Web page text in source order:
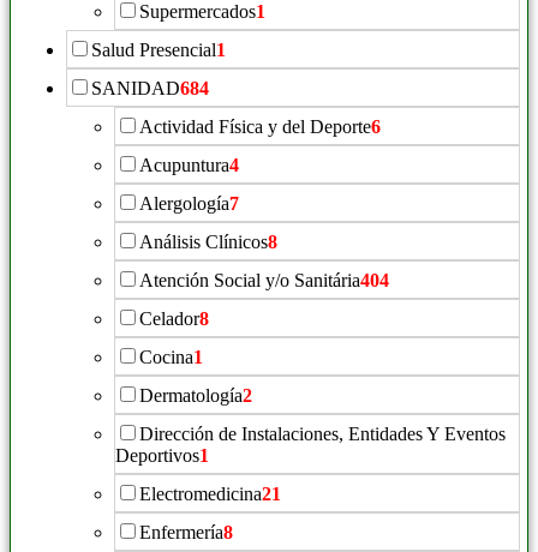
Supermercados1
Salud Presencial1
SANIDAD684
Actividad Física y del Deporte6
Acupuntura4
Alergología7
Análisis Clínicos8
Atención Social y/o Sanitária404
Celador8
Cocina1
Dermatología2
Dirección de Instalaciones, Entidades Y Eventos
Deportivos1
Electromedicina21
Enfermería8